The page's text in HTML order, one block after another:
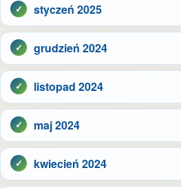
styczeń 2025
grudzień 2024
listopad 2024
maj 2024
kwiecień 2024